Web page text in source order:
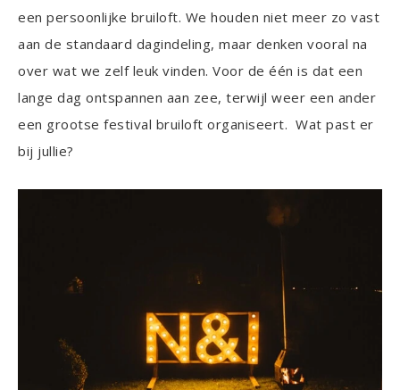
een persoonlijke bruiloft. We houden niet meer zo vast
aan de standaard dagindeling, maar denken vooral na
over wat we zelf leuk vinden. Voor de één is dat een
lange dag ontspannen aan zee, terwijl weer een ander
een grootse festival bruiloft organiseert. Wat past er
bij jullie?